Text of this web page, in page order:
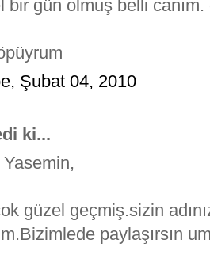
bir gün olmuş belli canım.
Şubat 04, 2010
ki...
güzel geçmiş.sizin
paylaşırsın